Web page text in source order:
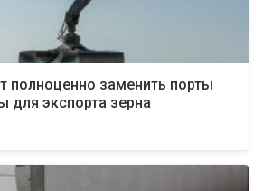
полноценно заменить порты
экспорта зерна